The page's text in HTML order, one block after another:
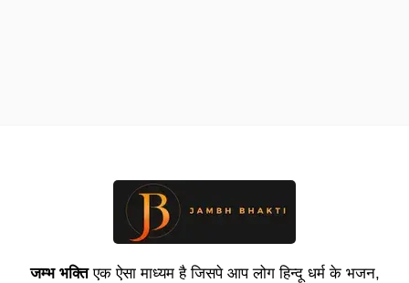
जम्भ भक्तिएक ऐसा माध्यम है जिसपे आप लोग हिन्दू धर्म के भजन,